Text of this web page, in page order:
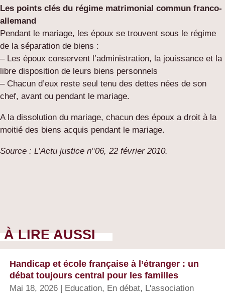
Les points clés du régime matrimonial commun franco-
allemand
Pendant le mariage, les époux se trouvent sous le régime
de la séparation de biens :
– Les époux conservent l’administration, la jouissance et la
libre disposition de leurs biens personnels
– Chacun d’eux reste seul tenu des dettes nées de son
chef, avant ou pendant le mariage.
A la dissolution du mariage, chacun des époux a droit à la
moitié des biens acquis pendant le mariage.
Source : L’Actu justice n°06, 22 février 2010.
À LIRE AUSSI
Handicap et école française à l’étranger : un
débat toujours central pour les familles
Mai 18, 2026 Education, En débat, L'association